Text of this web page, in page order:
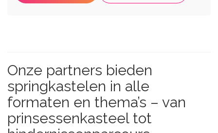
Onze partners bieden
springkastelen in alle
formaten en thema’s – van
prinsessenkasteel tot